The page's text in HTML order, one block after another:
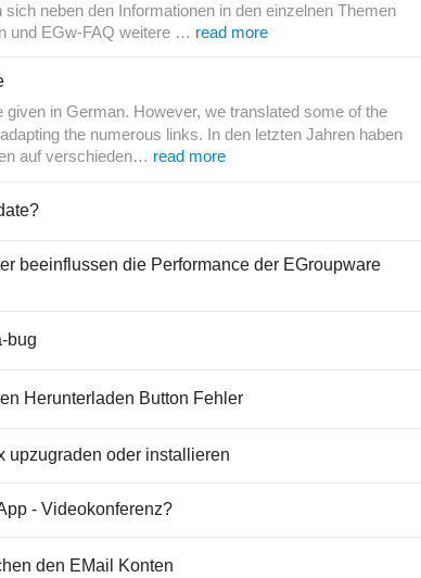
neben den Informationen in den einzelnen Themen
und EGw-FAQ weitere … read more
given in German. However, we translated some of the
the numerous links. In den letzten Jahren haben
auf verschieden… read more
beeinflussen die Performance der EGroupware
bug
Herunterladen Button Fehler
upzugraden oder installieren
- Videokonferenz?
den EMail Konten